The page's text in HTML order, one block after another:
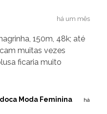
há um mês
150m, 48k; até
muitas vezes
ficaria muito
Moda Feminina
há